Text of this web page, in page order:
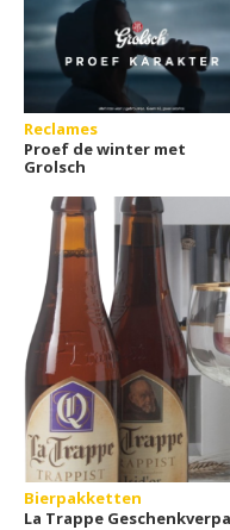
Reclames
Proef de winter met
Grolsch
Bierpakketten
La Trappe